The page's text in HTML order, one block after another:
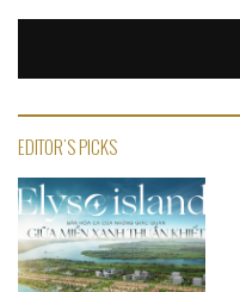
EDITOR'S PICKS